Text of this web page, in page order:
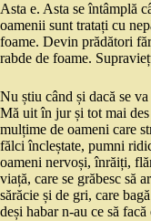
Asta e. Asta se întâmplă
oamenii sunt tratați cu
foame. Devin prădători
rabde de foame.
Nu știu când și dacă se
Mă uit în jur și tot mai
mulțime de oameni care
fălci încleștate, pumni
oameni nervoși, înrăiți,
viață, care se grăbesc să
sărăcie și de gri, care
deși habar n-au ce să